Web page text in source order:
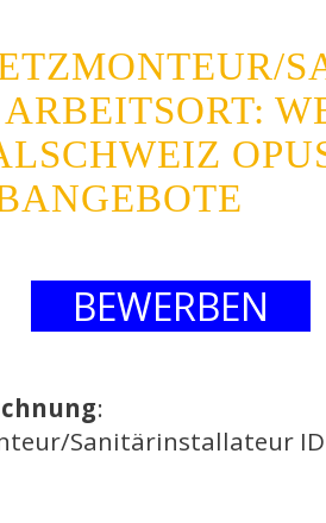
BEWERBEN
:
Sanitärinstallateur